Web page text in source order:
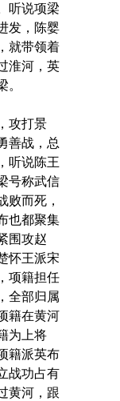
听说项梁
发，陈婴
就带领着
淮河，英
攻打景
善战，总
听说陈王
号称武信
败而死，
也都聚集
围攻赵
怀王派宋
项籍担任
全部归属
籍在黄河
为上将
籍派英布
战功占有
黄河，跟